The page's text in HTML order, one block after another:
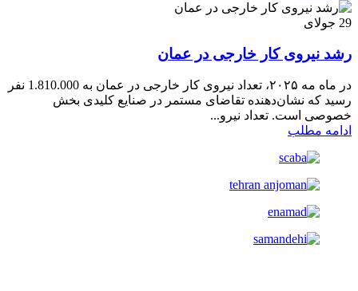
29 جولای
رشد نیروی کار خارجی در عمان
در ماه مه ۲۰۲۵، تعداد نیروی کار خارجی در عمان به 1.810.000 نفر
رسید که نشان‌دهنده تقاضای مستمر در صنایع کلیدی بخش
خصوصی است. تعداد نیرو...
ادامه مطلب